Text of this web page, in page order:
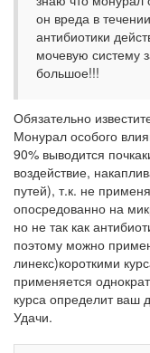
он вреда в
антибиотики
мочевую систему
большое!!!
Обязательно
Монурал особого
90% выводится
воздействие,
путей), т.к. не
опосредованно на
но не так как
поэтому можно
линекс)короткими
применяется
курса определит ваш
Удачи.